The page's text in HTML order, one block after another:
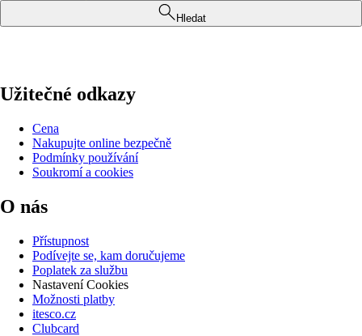
Hledat
Užitečné odkazy
Cena
Nakupujte online bezpečně
Podmínky používání
Soukromí a cookies
O nás
Přístupnost
Podívejte se, kam doručujeme
Poplatek za službu
Nastavení Cookies
Možnosti platby
itesco.cz
Clubcard